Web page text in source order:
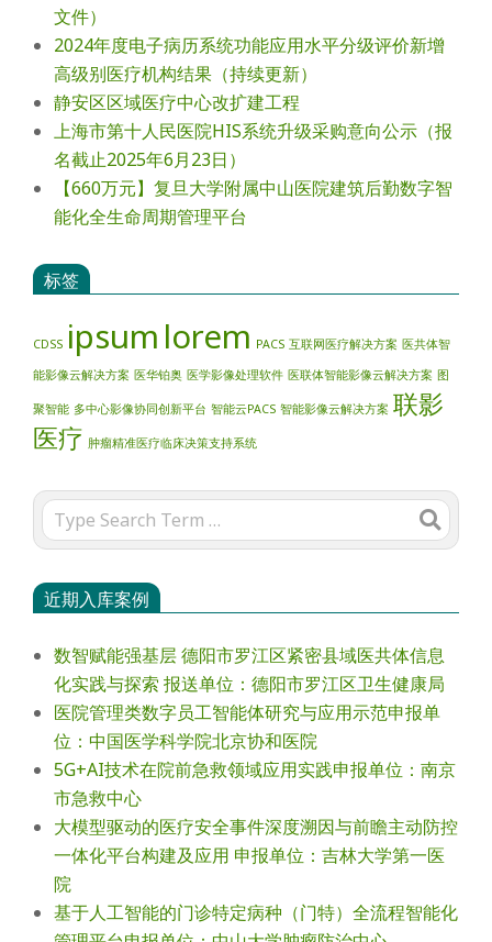
文件）
2024年度电⼦病历系统功能应⽤⽔平分级评价新增
⾼级别医疗机构结果（持续更新）
静安区区域医疗中心改扩建工程
上海市第十人民医院HIS系统升级采购意向公示（报
名截止2025年6月23日）
【660万元】复旦大学附属中山医院建筑后勤数字智
能化全生命周期管理平台
标签
CDSS ipsum lorem PACS 互联网医疗解决方案 医共体智
能影像云解决方案 医华铂奥 医学影像处理软件 医联体智能影像云解决方案 图
聚智能 多中心影像协同创新平台 智能云PACS 智能影像云解决方案 联影
医疗 肿瘤精准医疗临床决策支持系统
Search
近期入库案例
数智赋能强基层 德阳市罗江区紧密县域医共体信息
化实践与探索 报送单位：德阳市罗江区卫生健康局
医院管理类数字员工智能体研究与应用示范申报单
位：中国医学科学院北京协和医院
5G+AI技术在院前急救领域应用实践申报单位：南京
市急救中心
大模型驱动的医疗安全事件深度溯因与前瞻主动防控
一体化平台构建及应用 申报单位：吉林大学第一医
院
基于人工智能的门诊特定病种（门特）全流程智能化